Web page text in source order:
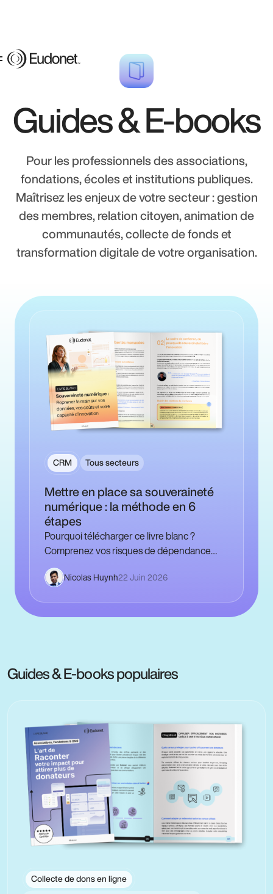
Guides & E-books
Pour les professionnels des associations,
fondations, écoles et institutions publiques.
Maîtrisez les enjeux de votre secteur : gestion
des membres, relation citoyen, animation de
communautés, collecte de fonds et
transformation digitale de votre organisation.
CRM Tous secteurs
Mettre en place sa souveraineté
numérique : la méthode en 6
étapes
Pourquoi télécharger ce livre blanc ?
Comprenez vos risques de dépendance
Risques concrets : accès extraterritorial aux
données, hausses de coûts unilatérales,
Nicolas Huynh22 Juin 2026
Guides & E-books populaires
Collecte de dons en ligne